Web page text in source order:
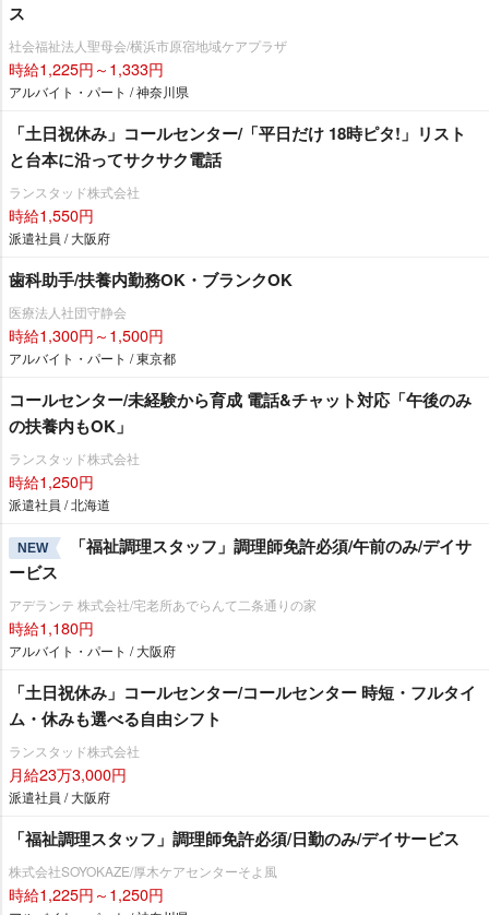
ス
社会福祉法人聖母会/横浜市原宿地域ケアプラザ
時給1,225円～1,333円
アルバイト・パート / 神奈川県
「土日祝休み」コールセンター/「平日だけ 18時ピタ!」リスト
と台本に沿ってサクサク電話
ランスタッド株式会社
時給1,550円
派遣社員 / 大阪府
歯科助手/扶養内勤務OK・ブランクOK
医療法人社団守静会
時給1,300円～1,500円
アルバイト・パート / 東京都
コールセンター/未経験から育成 電話&チャット対応「午後のみ
の扶養内もOK」
ランスタッド株式会社
時給1,250円
派遣社員 / 北海道
NEW
「福祉調理スタッフ」調理師免許必須/午前のみ/デイサ
ービス
アデランテ 株式会社/宅老所あでらんて二条通りの家
時給1,180円
アルバイト・パート / 大阪府
「土日祝休み」コールセンター/コールセンター 時短・フルタイ
ム・休みも選べる自由シフト
ランスタッド株式会社
月給23万3,000円
派遣社員 / 大阪府
「福祉調理スタッフ」調理師免許必須/日勤のみ/デイサービス
株式会社SOYOKAZE/厚木ケアセンターそよ風
時給1,225円～1,250円